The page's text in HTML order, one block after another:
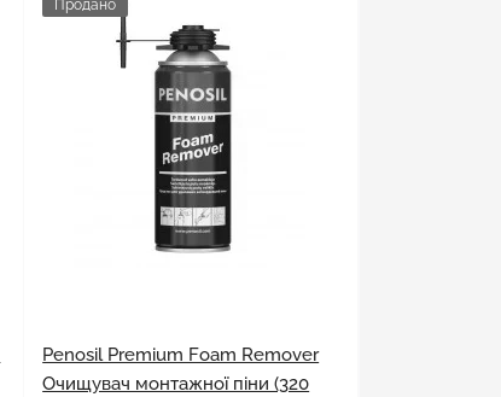
Продано
Penosil Premium Foam Remover
Очищувач монтажної піни (320